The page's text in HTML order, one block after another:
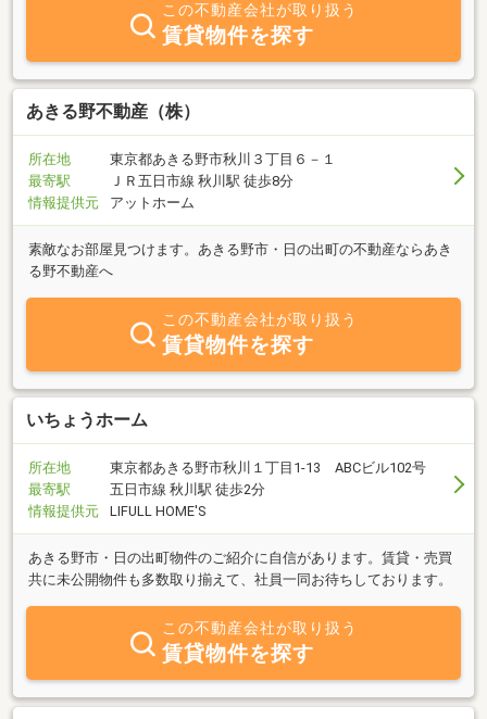
この不動産会社が取り扱う
賃貸物件を探す
あきる野不動産（株）
所在地
東京都あきる野市秋川３丁目６－１
最寄駅
ＪＲ五日市線 秋川駅 徒歩8分
情報提供元
アットホーム
素敵なお部屋見つけます。あきる野市・日の出町の不動産ならあき
る野不動産へ
この不動産会社が取り扱う
賃貸物件を探す
いちょうホーム
所在地
東京都あきる野市秋川１丁目1-13 ABCビル102号
最寄駅
五日市線 秋川駅 徒歩2分
情報提供元
LIFULL HOME'S
あきる野市・日の出町物件のご紹介に自信があります。賃貸・売買
共に未公開物件も多数取り揃えて、社員一同お待ちしております。
この不動産会社が取り扱う
賃貸物件を探す